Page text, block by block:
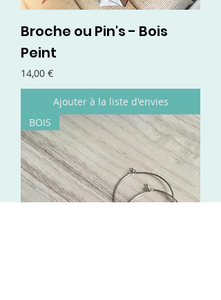
Broche ou Pin's - Bois
Peint
Prix
14,00 €
Ajouter à la liste d'envies
BOIS